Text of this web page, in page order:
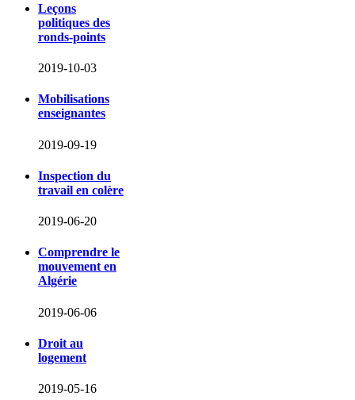
Leçons
politiques des
ronds-points
2019-10-03
Mobilisations
enseignantes
2019-09-19
Inspection du
travail en colère
2019-06-20
Comprendre le
mouvement en
Algérie
2019-06-06
Droit au
logement
2019-05-16